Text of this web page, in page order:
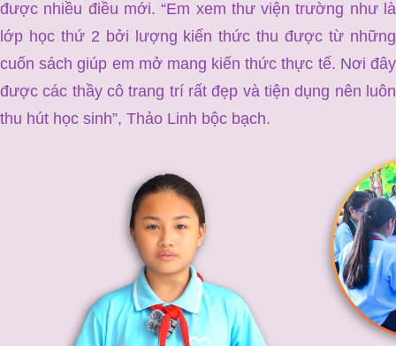
được nhiều điều mới. “Em xem thư viện trường như là
lớp học thứ 2 bởi lượng kiến thức thu được từ những
cuốn sách giúp em mở mang kiến thức thực tế. Nơi đây
được các thầy cô trang trí rất đẹp và tiện dụng nên luôn
thu hút học sinh”, Thảo Linh bộc bạch.